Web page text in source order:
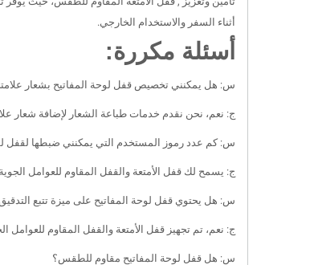
أثناء السفر والاستخدام الخارجي.
أسئلة مكررة:
س: هل يمكنني تخصيص قفل لوحة المفاتيح بشعار
ج: نعم، نحن نقدم خدمات طباعة الشعار لإضافة شعار
س: كم عدد رموز المستخدم التي يمكنني ضبطها لقفل
ج: يسمح لك قفل الأمتعة والقفل المقاوم للعوامل
س: هل يحتوي قفل لوحة المفاتيح على ميزة تتبع
ج: نعم، تم تجهيز قفل الأمتعة والقفل المقاوم للعوامل
س: هل قفل لوحة المفاتيح مقاوم للطقس؟